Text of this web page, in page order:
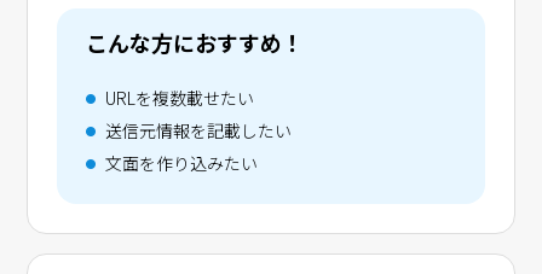
こんな方におすすめ！
URLを複数載せたい
送信元情報を記載したい
文面を作り込みたい